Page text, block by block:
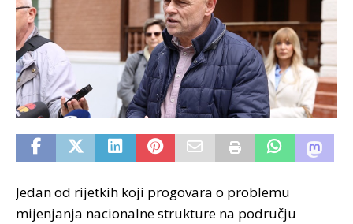
Jedan od rijetkih koji progovara o problemu
mijenjanja nacionalne strukture na području